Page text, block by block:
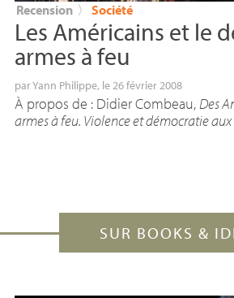
Recension 〉 Société
Les Américains et le
armes à feu
parYann Philippe, le 26 février 2008
À propos de : Didier Combeau,Des
armes à feu. Violence et démocratie
SUR BOOKS &